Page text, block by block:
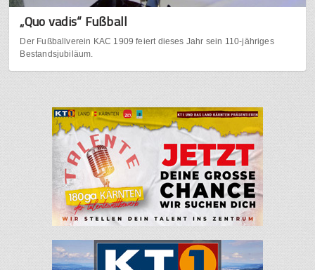
„Quo vadis“ Fußball
Der Fußballverein KAC 1909 feiert dieses Jahr sein 110-jähriges
Bestandsjubiläum.